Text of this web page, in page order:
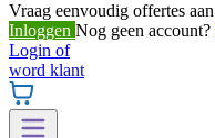
Vraag eenvoudig offertes aan
Inloggen Nog geen account?
Login of
word klant